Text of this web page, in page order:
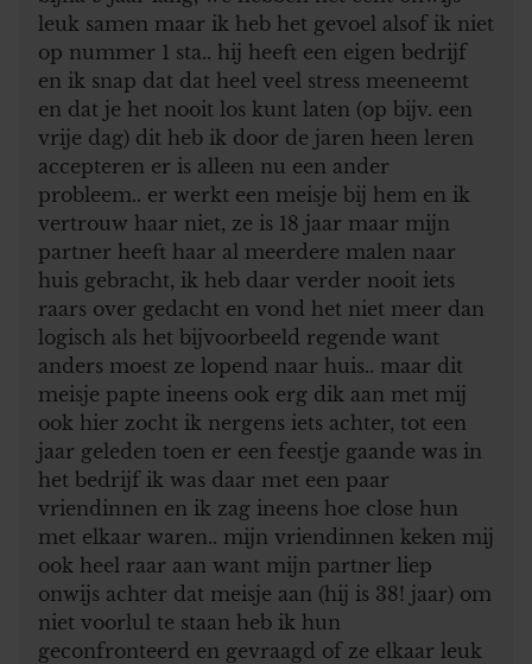
leuk samen maar ik heb het gevoel alsof ik niet
op nummer 1 sta.. hij heeft een eigen bedrijf
en ik snap dat dat heel veel stress meeneemt
en dat je het nooit los kunt laten (op bijv. een
vrije dag) dit heb ik door de jaren heen leren
accepteren er is alleen nu een ander
probleem.. er werkt een meisje bij hem en ik
vertrouw haar niet, ze is 18 jaar maar mijn
partner heeft haar al meerdere malen naar
huis gebracht, ik heb daar verder nooit iets
raars over gedacht en vond het niet meer dan
logisch als het bijvoorbeeld regende want
anders moest ze lopend naar huis.. maar dit
meisje papte ineens ook erg dik aan met mij
ook hier zocht ik nergens iets achter, tot een
jaar geleden toen er een feestje gaande was in
het bedrijf ik was daar met een paar
vriendinnen en ik zag ineens hoe close hun
met elkaar waren.. mijn vriendinnen keken mij
ook heel raar aan want mijn partner liep
onwijs achter dat meisje aan (hij is 38! jaar) om
niet voorlul te staan heb ik hun
geconfronteerd en gevraagd of ze elkaar leuk